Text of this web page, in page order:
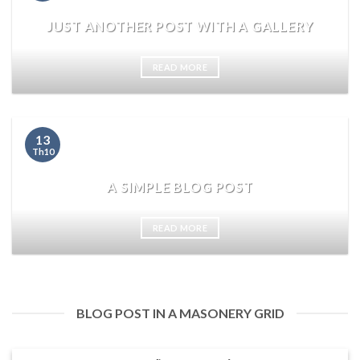
JUST ANOTHER POST WITH A GALLERY
READ MORE
A SIMPLE BLOG POST
READ MORE
13
Th10
BLOG POST IN A MASONERY GRID